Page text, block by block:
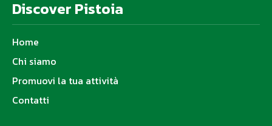
Discover Pistoia
Home
Chi siamo
Promuovi la tua attività
Contatti